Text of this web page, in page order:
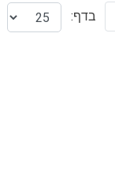
בדף: